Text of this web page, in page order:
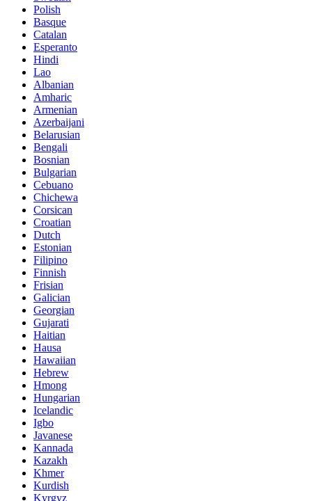
Polish
Basque
Catalan
Esperanto
Hindi
Lao
Albanian
Amharic
Armenian
Azerbaijani
Belarusian
Bengali
Bosnian
Bulgarian
Cebuano
Chichewa
Corsican
Croatian
Dutch
Estonian
Filipino
Finnish
Frisian
Galician
Georgian
Gujarati
Haitian
Hausa
Hawaiian
Hebrew
Hmong
Hungarian
Icelandic
Igbo
Javanese
Kannada
Kazakh
Khmer
Kurdish
Kyrgyz